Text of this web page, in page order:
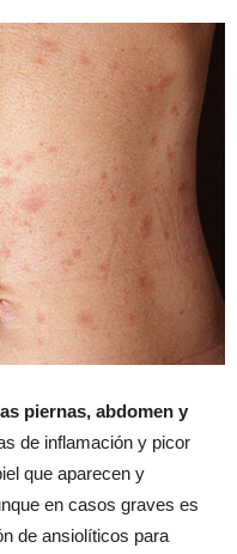
piernas, abdomen y
de inflamación y picor
que aparecen y
en casos graves es
de ansiolíticos para